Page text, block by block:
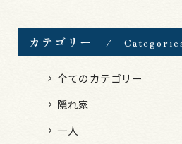
カテゴリー
全てのカテゴリー
隠れ家
一人